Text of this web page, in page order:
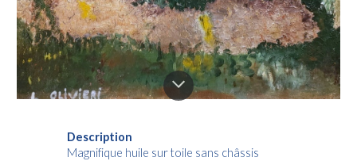
Description
Magnifique huile sur toile sans châssis